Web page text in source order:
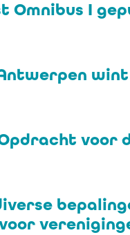
Omnibus I
wint
voor